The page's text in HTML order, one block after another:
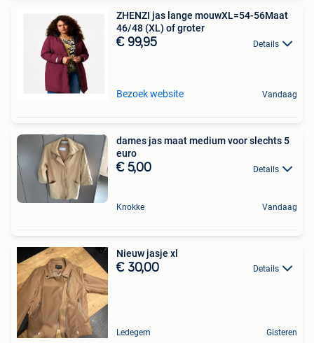
ZHENZI jas lange mouwXL=54-56Maat
46/48 (XL) of groter
€ 99,95 Details
Bezoek website Vandaag
dames jas maat medium voor slechts 5
euro
€ 5,00 Details
Knokke Vandaag
Nieuw jasje xl
€ 30,00 Details
Ledegem Gisteren